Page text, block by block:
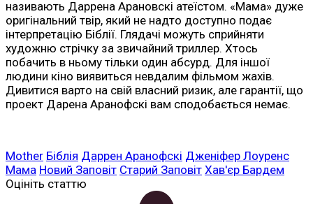
називають Даррена Арановскі атеїстом. «Мама» дуже
оригінальний твір, який не надто доступно подає
інтерпретацію Біблії. Глядачі можуть сприйняти
художню стрічку за звичайний триллер. Хтось
побачить в ньому тільки один абсурд. Для іншої
людини кіно виявиться невдалим фільмом жахів.
Дивитися варто на свій власний ризик, але гарантії, що
проект Дарена Аранофскі вам сподобається немає.
Mother Біблія Даррен Аранофскі Дженіфер Лоуренс
Мама Новий Заповіт Старий Заповіт Хав'єр Бардем
Оцініть статтю